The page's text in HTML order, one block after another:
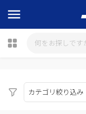
カテゴリ絞り込み